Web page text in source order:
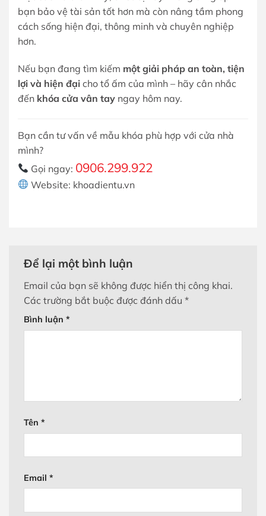
bạn bảo vệ tài sản tốt hơn mà còn nâng tầm phong
cách sống hiện đại, thông minh và chuyên nghiệp
hơn.
Nếu bạn đang tìm kiếm một giải pháp an toàn, tiện
lợi và hiện đại cho tổ ấm của mình – hãy cân nhắc
đến khóa cửa vân tay ngay hôm nay.
Bạn cần tư vấn về mẫu khóa phù hợp với cửa nhà
mình?
Gọi ngay: 0906.299.922
Website: khoadientu.vn
Để lại một bình luận
Email của bạn sẽ không được hiển thị công khai.
Các trường bắt buộc được đánh dấu *
Bình luận *
Tên *
Email *